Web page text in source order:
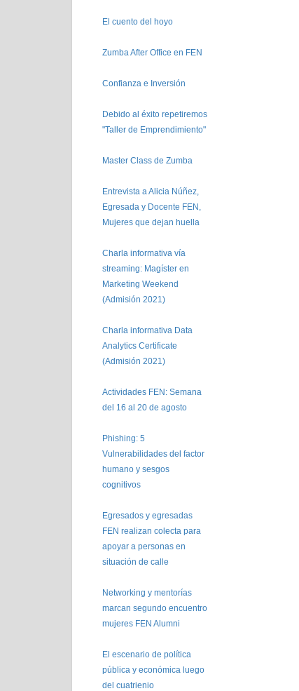
El cuento del hoyo
Zumba After Office en FEN
Confianza e Inversión
Debido al éxito repetiremos
"Taller de Emprendimiento"
Master Class de Zumba
Entrevista a Alicia Núñez,
Egresada y Docente FEN,
Mujeres que dejan huella
Charla informativa vía
streaming: Magíster en
Marketing Weekend
(Admisión 2021)
Charla informativa Data
Analytics Certificate
(Admisión 2021)
Actividades FEN: Semana
del 16 al 20 de agosto
Phishing: 5
Vulnerabilidades del factor
humano y sesgos
cognitivos
Egresados y egresadas
FEN realizan colecta para
apoyar a personas en
situación de calle
Networking y mentorías
marcan segundo encuentro
mujeres FEN Alumni
El escenario de política
pública y económica luego
del cuatrienio